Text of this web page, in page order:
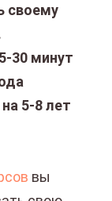
своему
30 минут
5-8 лет
вы